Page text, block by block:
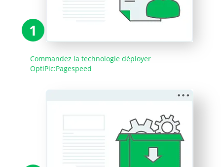
1
Commandez la technologie déployer
OptiPic:Pagespeed